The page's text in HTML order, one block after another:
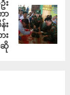
း
ာ
း
း